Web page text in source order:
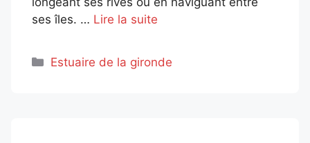
ses îles. … Lire la suite
Catégories
Estuaire de la gironde